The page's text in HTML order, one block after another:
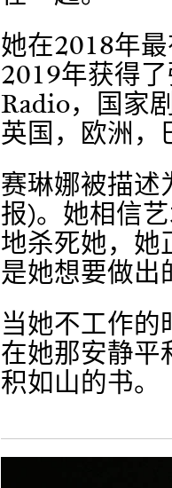
她在2018年
2019年获得
Radio，国家
英国，欧洲，
赛琳娜被描述
报)。她相信
地杀死她，她
是她想要做出
当她不工作的
在她那安静平
积如山的书。